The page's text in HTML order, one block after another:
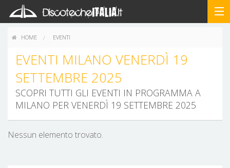
HOME EVENTI
EVENTI MILANO VENERDÌ 19
SETTEMBRE 2025
SCOPRI TUTTI GLI EVENTI IN PROGRAMMA A
MILANO PER VENERDÌ 19 SETTEMBRE 2025
Nessun elemento trovato.